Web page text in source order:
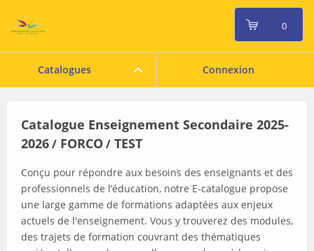
Catalogues Connexion
0
Catalogue Enseignement Secondaire 2025-
2026/ FORCO/ TEST
Conçu pour répondre aux besoins des enseignants et des
professionnels de l’éducation, notre E-catalogue propose
une large gamme de formations adaptées aux enjeux
actuels de l'enseignement. Vous y trouverez des modules,
des trajets de formation couvrant des thématiques